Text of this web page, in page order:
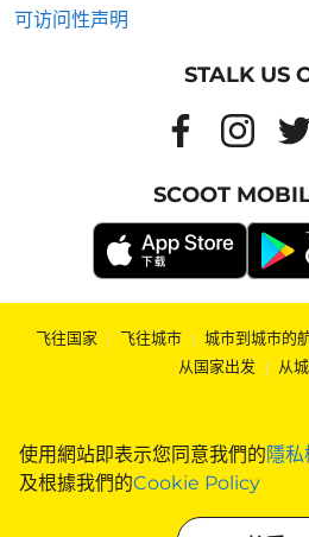
使用網站即表示您同意我們的隱
及根據我們的Cookie Policy
可访问性声明
STALK US
SCOOT
飞往国家 | 飞往城市 | 城市到城市的
从国家出发 | 从